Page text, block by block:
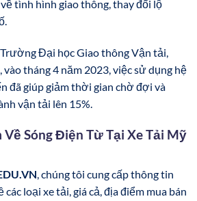
tình hình giao thông, thay đổi lộ
Đại học Giao thông Vận tải,
tháng 4 năm 2023, việc sử dụng hệ
đã giúp giảm thời gian chờ đợi và
vận tải lên 15%.
Về Sóng Điện Từ Tại Xe Tải Mỹ
, chúng tôi cung cấp thông tin
loại xe tải, giá cả, địa điểm mua bán